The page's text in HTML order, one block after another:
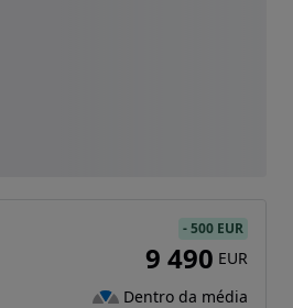
-500 EUR
9 490 EUR
Dentro da média